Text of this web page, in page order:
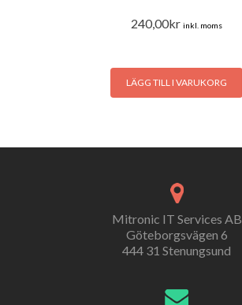
240,00kr inkl. moms
LÄGG TILL I VARUKORG
Mitronic IT Services AB
Göteborgsvägen 6
444 31 Stenungsund